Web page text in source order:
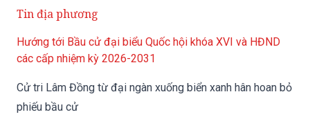
Tin địa phương
Hướng tới Bầu cử đại biểu Quốc hội khóa XVI và HĐND
các cấp nhiệm kỳ 2026-2031
Cử tri Lâm Đồng từ đại ngàn xuống biển xanh hân hoan bỏ
phiếu bầu cử